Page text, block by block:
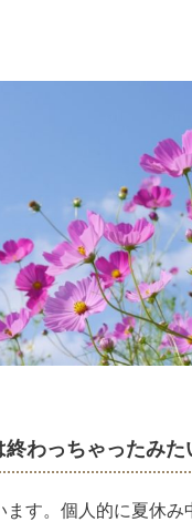
終わっちゃったみた
ます。個人的に夏休み